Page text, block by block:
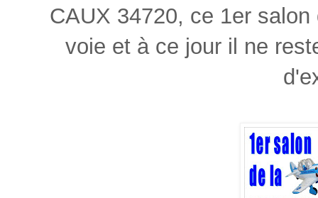
CAUX 34720, ce 1er
voie et à ce jour il ne